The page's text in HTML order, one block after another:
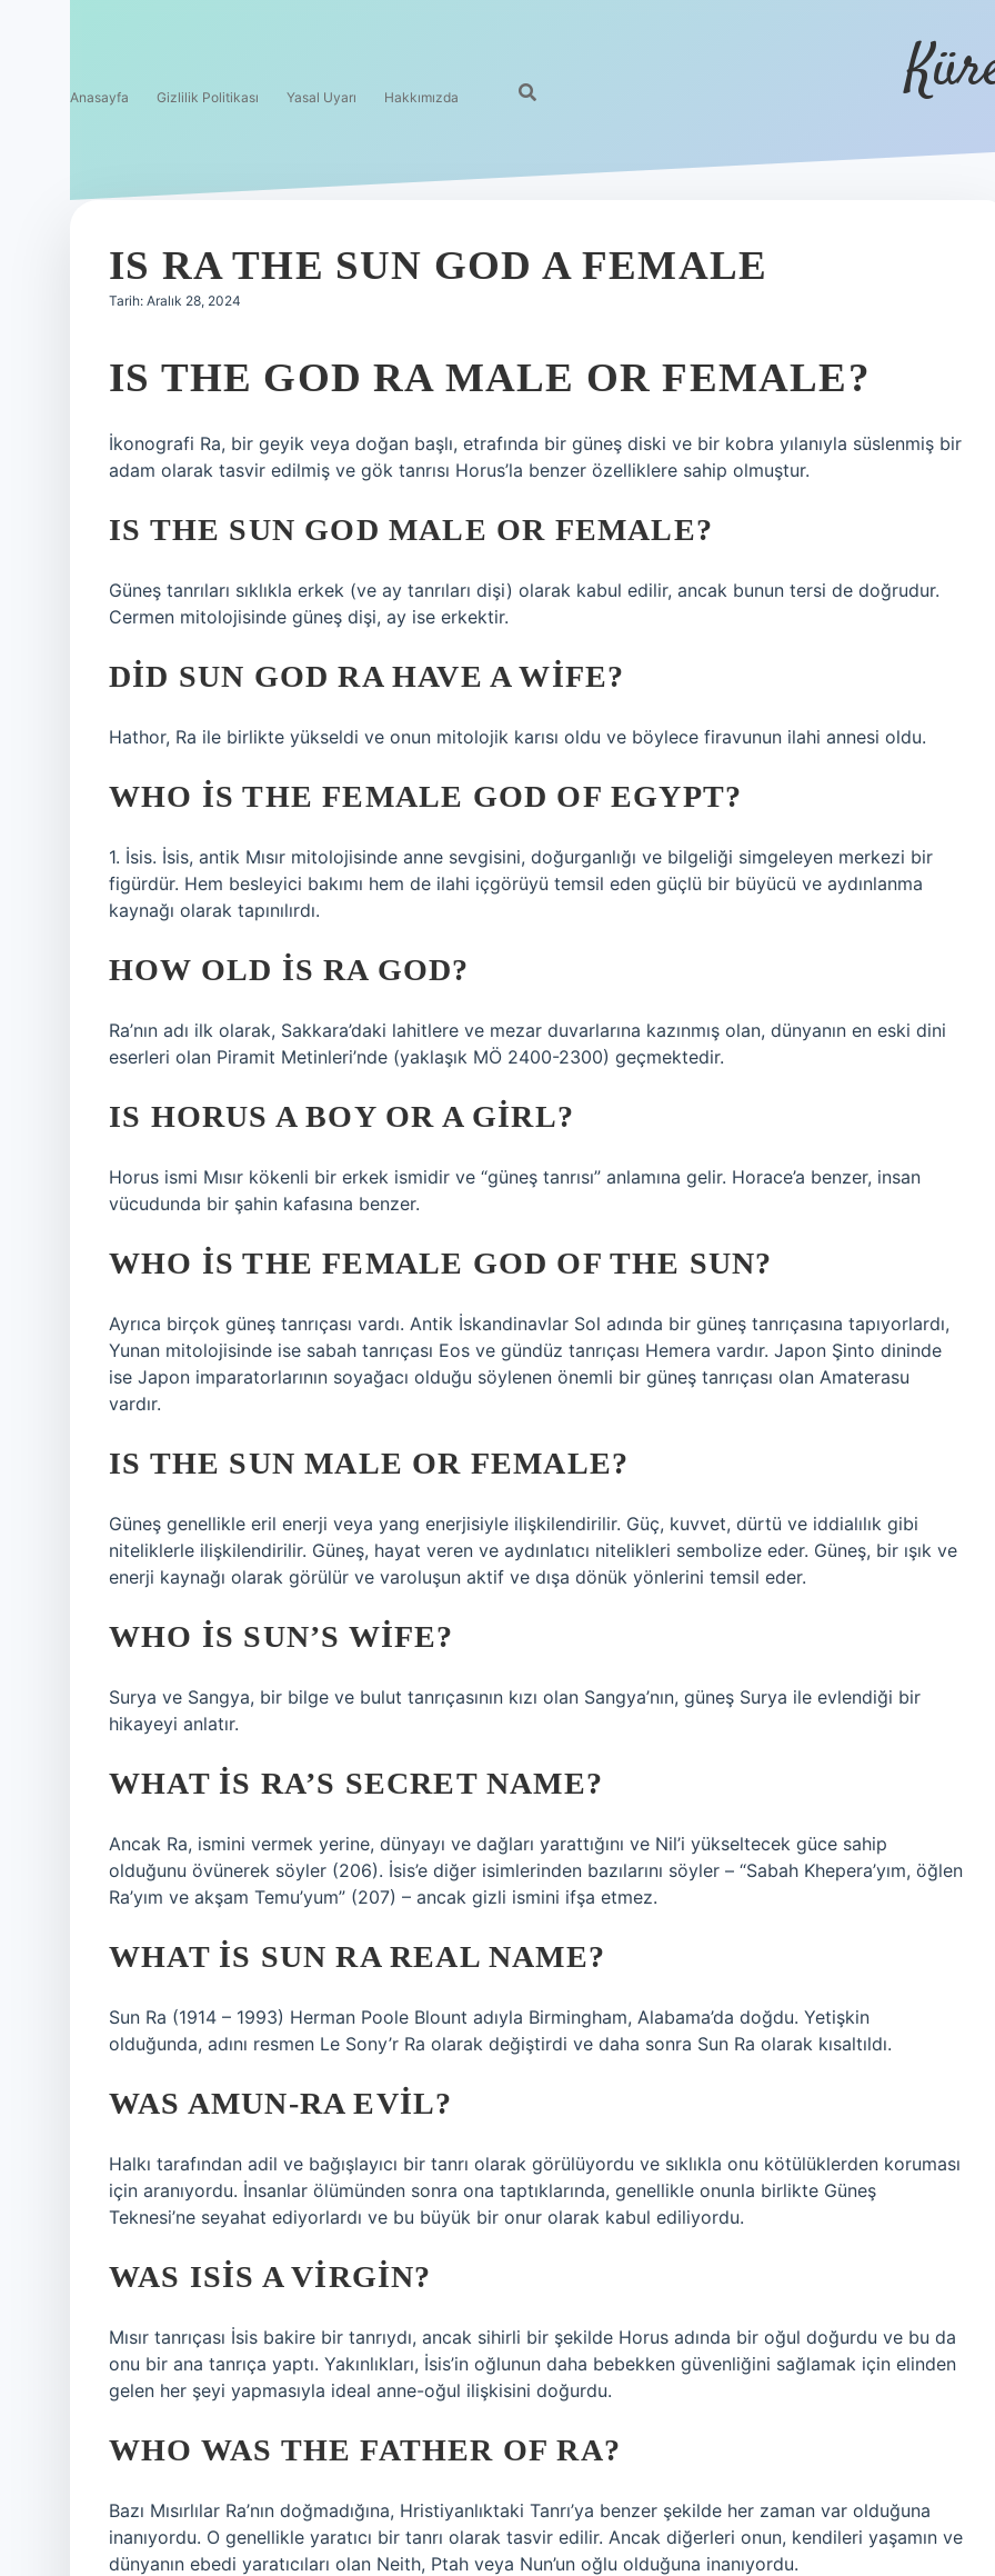
Anasayfa Gizlilik Politikası Yasal Uyarı Hakkımızda
IS RA THE SUN GOD A FEMALE
Tarih: Aralık 28, 2024
IS THE GOD RA MALE OR FEMALE?
İkonografi Ra, bir geyik veya doğan başlı, etrafında bir güneş diski ve bir kobra yılanıyla süslenmiş bir
adam olarak tasvir edilmiş ve gök tanrısı Horus’la benzer özelliklere sahip olmuştur.
IS THE SUN GOD MALE OR FEMALE?
Güneş tanrıları sıklıkla erkek (ve ay tanrıları dişi) olarak kabul edilir, ancak bunun tersi de doğrudur.
Cermen mitolojisinde güneş dişi, ay ise erkektir.
DID SUN GOD RA HAVE A WIFE?
Hathor, Ra ile birlikte yükseldi ve onun mitolojik karısı oldu ve böylece firavunun ilahi annesi oldu.
WHO IS THE FEMALE GOD OF EGYPT?
1. İsis. İsis, antik Mısır mitolojisinde anne sevgisini, doğurganlığı ve bilgeliği simgeleyen merkezi bir
figürdür. Hem besleyici bakımı hem de ilahi içgörüyü temsil eden güçlü bir büyücü ve aydınlanma
kaynağı olarak tapınılırdı.
HOW OLD IS RA GOD?
Ra’nın adı ilk olarak, Sakkara’daki lahitlere ve mezar duvarlarına kazınmış olan, dünyanın en eski dini
eserleri olan Piramit Metinleri’nde (yaklaşık MÖ 2400-2300) geçmektedir.
IS HORUS A BOY OR A GIRL?
Horus ismi Mısır kökenli bir erkek ismidir ve “güneş tanrısı” anlamına gelir. Horace’a benzer, insan
vücudunda bir şahin kafasına benzer.
WHO IS THE FEMALE GOD OF THE SUN?
Ayrıca birçok güneş tanrıçası vardı. Antik İskandinavlar Sol adında bir güneş tanrıçasına tapıyorlardı,
Yunan mitolojisinde ise sabah tanrıçası Eos ve gündüz tanrıçası Hemera vardır. Japon Şinto dininde
ise Japon imparatorlarının soyağacı olduğu söylenen önemli bir güneş tanrıçası olan Amaterasu
vardır.
IS THE SUN MALE OR FEMALE?
Güneş genellikle eril enerji veya yang enerjisiyle ilişkilendirilir. Güç, kuvvet, dürtü ve iddialılık gibi
niteliklerle ilişkilendirilir. Güneş, hayat veren ve aydınlatıcı nitelikleri sembolize eder. Güneş, bir ışık ve
enerji kaynağı olarak görülür ve varoluşun aktif ve dışa dönük yönlerini temsil eder.
WHO IS SUN’S WIFE?
Surya ve Sangya, bir bilge ve bulut tanrıçasının kızı olan Sangya’nın, güneş Surya ile evlendiği bir
hikayeyi anlatır.
WHAT IS RA’S SECRET NAME?
Ancak Ra, ismini vermek yerine, dünyayı ve dağları yarattığını ve Nil’i yükseltecek güce sahip
olduğunu övünerek söyler (206). İsis’e diğer isimlerinden bazılarını söyler – “Sabah Khepera’yım, öğlen
Ra’yım ve akşam Temu’yum” (207) – ancak gizli ismini ifşa etmez.
WHAT IS SUN RA REAL NAME?
Sun Ra (1914 – 1993) Herman Poole Blount adıyla Birmingham, Alabama’da doğdu. Yetişkin
olduğunda, adını resmen Le Sony’r Ra olarak değiştirdi ve daha sonra Sun Ra olarak kısaltıldı.
WAS AMUN-RA EVIL?
Halkı tarafından adil ve bağışlayıcı bir tanrı olarak görülüyordu ve sıklıkla onu kötülüklerden koruması
için aranıyordu. İnsanlar ölümünden sonra ona taptıklarında, genellikle onunla birlikte Güneş
Teknesi’ne seyahat ediyorlardı ve bu büyük bir onur olarak kabul ediliyordu.
WAS ISIS A VIRGIN?
Mısır tanrıçası İsis bakire bir tanrıydı, ancak sihirli bir şekilde Horus adında bir oğul doğurdu ve bu da
onu bir ana tanrıça yaptı. Yakınlıkları, İsis’in oğlunun daha bebekken güvenliğini sağlamak için elinden
gelen her şeyi yapmasıyla ideal anne-oğul ilişkisini doğurdu.
WHO WAS THE FATHER OF RA?
Bazı Mısırlılar Ra’nın doğmadığına, Hristiyanlıktaki Tanrı’ya benzer şekilde her zaman var olduğuna
inanıyordu. O genellikle yaratıcı bir tanrı olarak tasvir edilir. Ancak diğerleri onun, kendileri yaşamın ve
dünyanın ebedi yaratıcıları olan Neith, Ptah veya Nun’un oğlu olduğuna inanıyordu.